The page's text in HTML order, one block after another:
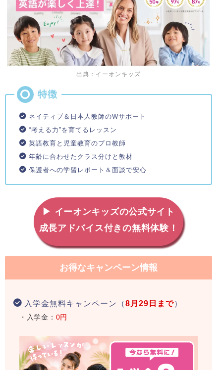
出典：イーオンキッズ
ネイティブ＆日本人教師のWサポート
“考える力”を育てるレッスン
英語教育と児童教育のプロ教師
年齢に合わせたクラス分けと教材
保護者への学習レポート＆面談で安心
▶ イーオンキッズの公式サイト
成長アドバイス付きの無料体験！
お得なキャンペーン情報
入学金無料キャンペーン（8月29日まで）
・入学金： 0円